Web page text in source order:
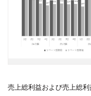
売上総利益および売上総